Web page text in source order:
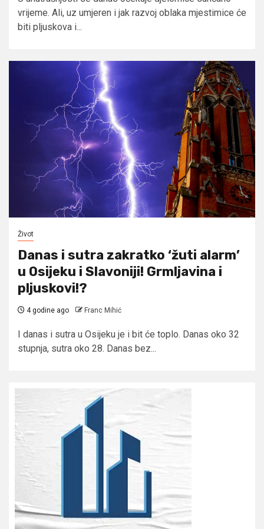
vrijeme. Ali, uz umjeren i jak razvoj oblaka mjestimice će
biti pljuskova i...
Život
Danas i sutra zakratko ‘žuti alarm’
u Osijeku i Slavoniji! Grmljavina i
pljuskovi!?
4 godine ago Franc Mihić
I danas i sutra u Osijeku je i bit će toplo. Danas oko 32
stupnja, sutra oko 28. Danas bez...